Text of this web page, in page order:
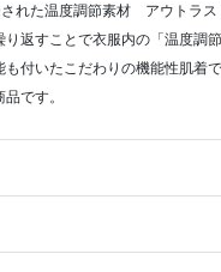
された温度調節素材 アウトラス
り返すことで衣服内の「温度調
も付いたこだわりの機能性肌着
です。